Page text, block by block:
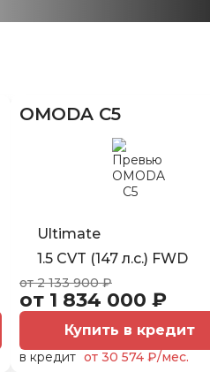
OMODA C5
Ultimate
1.5 CVT (147 л.с.) FWD
от 2 133 900 ₽
от 1 834 000 ₽
Купить в кредит
в кредит от 30 574 ₽/мес.